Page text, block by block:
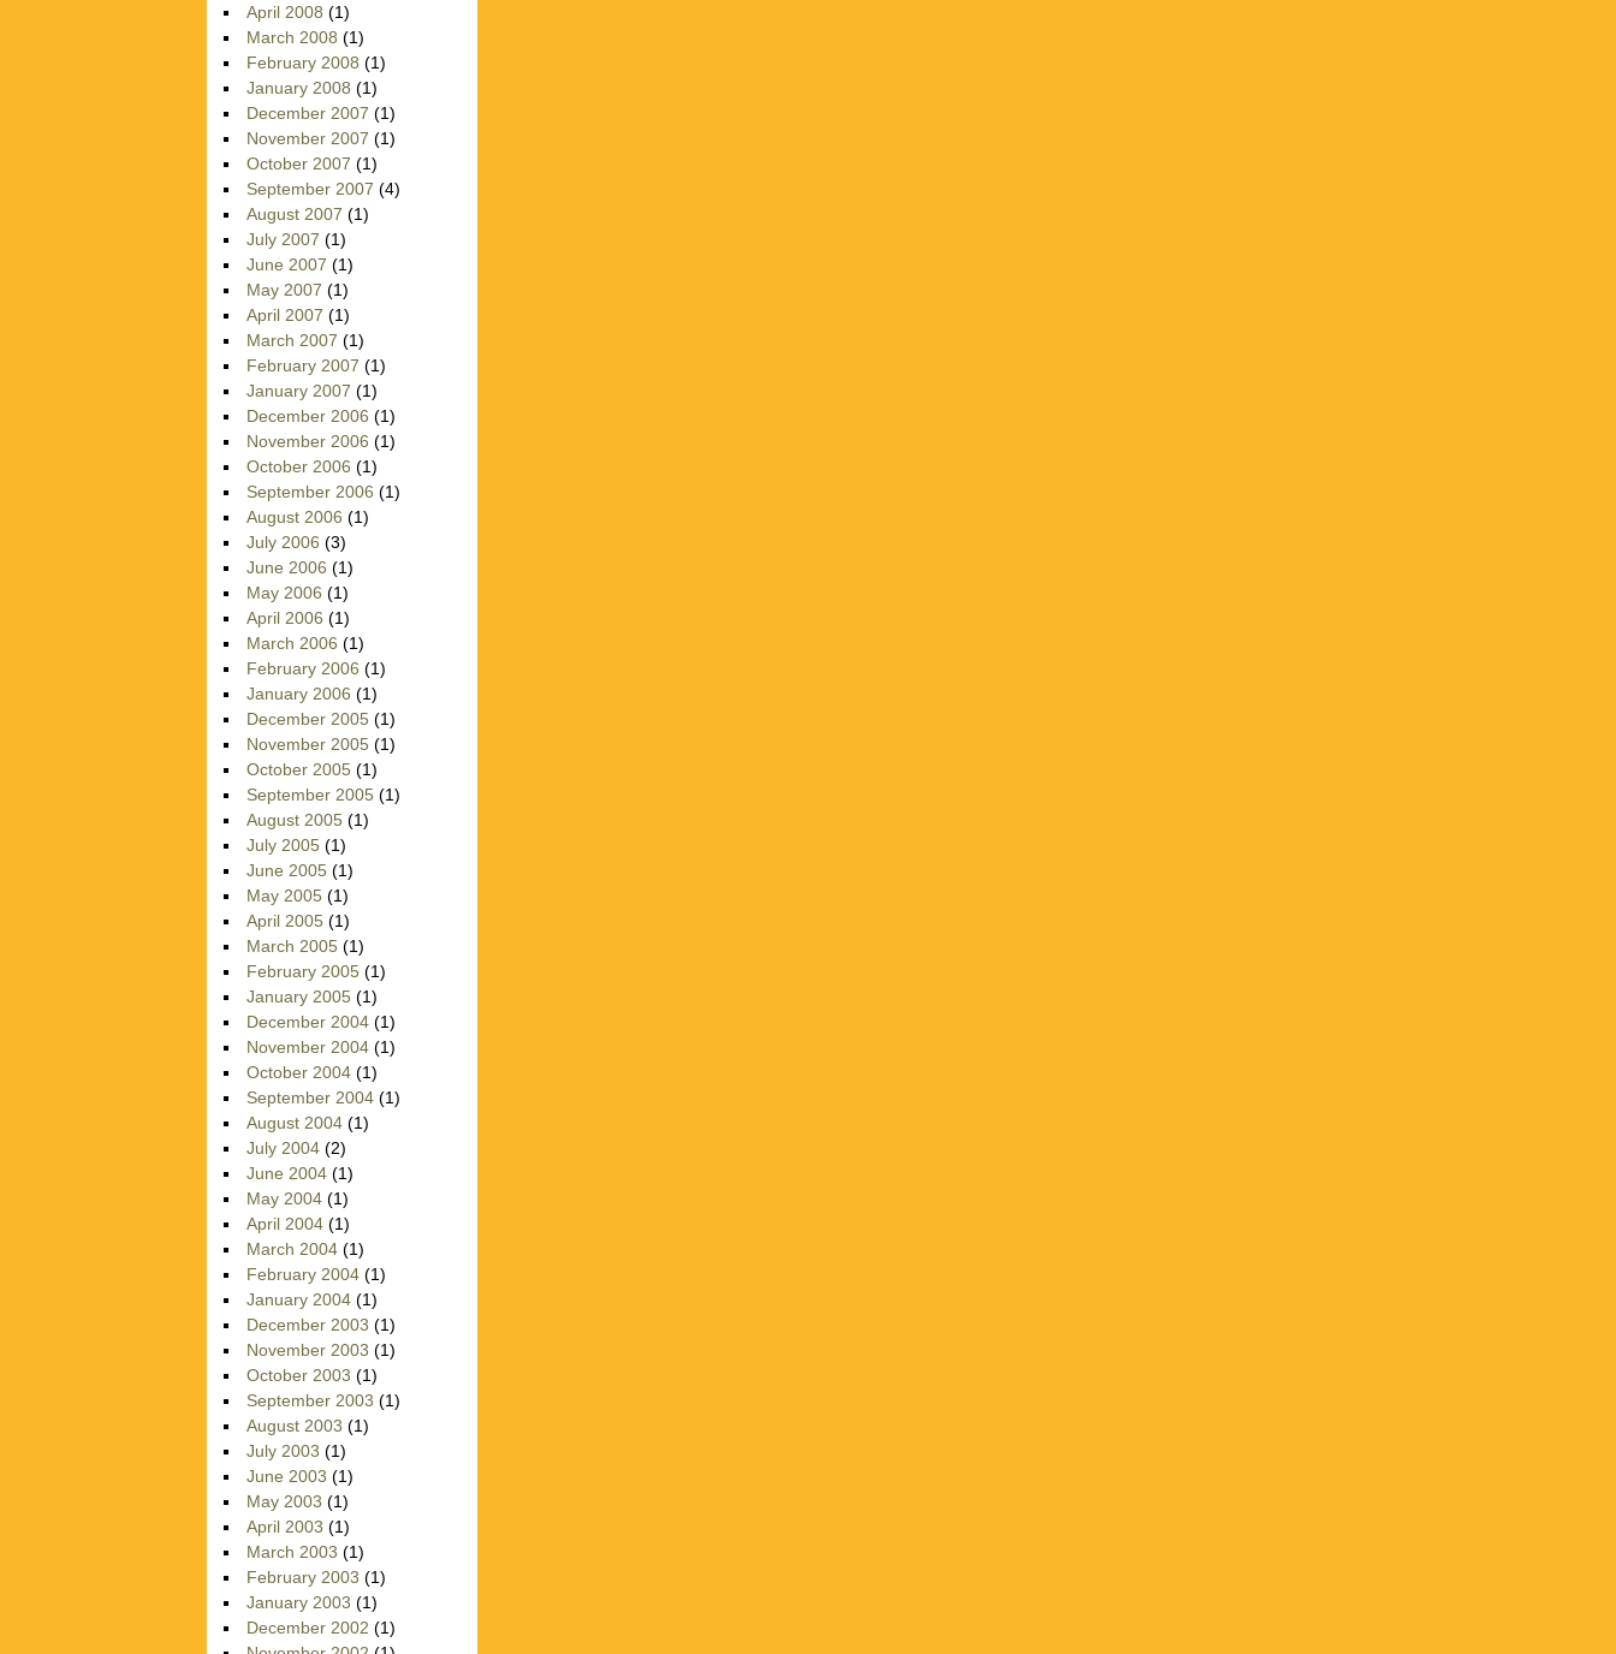
April 2008 (1)
March 2008 (1)
February 2008 (1)
January 2008 (1)
December 2007 (1)
November 2007 (1)
October 2007 (1)
September 2007 (4)
August 2007 (1)
July 2007 (1)
June 2007 (1)
May 2007 (1)
April 2007 (1)
March 2007 (1)
February 2007 (1)
January 2007 (1)
December 2006 (1)
November 2006 (1)
October 2006 (1)
September 2006 (1)
August 2006 (1)
July 2006 (3)
June 2006 (1)
May 2006 (1)
April 2006 (1)
March 2006 (1)
February 2006 (1)
January 2006 (1)
December 2005 (1)
November 2005 (1)
October 2005 (1)
September 2005 (1)
August 2005 (1)
July 2005 (1)
June 2005 (1)
May 2005 (1)
April 2005 (1)
March 2005 (1)
February 2005 (1)
January 2005 (1)
December 2004 (1)
November 2004 (1)
October 2004 (1)
September 2004 (1)
August 2004 (1)
July 2004 (2)
June 2004 (1)
May 2004 (1)
April 2004 (1)
March 2004 (1)
February 2004 (1)
January 2004 (1)
December 2003 (1)
November 2003 (1)
October 2003 (1)
September 2003 (1)
August 2003 (1)
July 2003 (1)
June 2003 (1)
May 2003 (1)
April 2003 (1)
March 2003 (1)
February 2003 (1)
January 2003 (1)
December 2002 (1)